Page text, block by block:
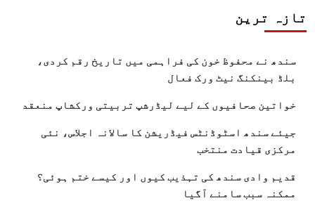
تازہ ترین
سندھ نے محفوظ خون کی فراہمی میں تاریخ رقم کردی،
بلڈ بینکنگ نیٹ ورک فعال
خواتین صحافیوں کے لیے لیڈرشپ تربیتی ورکشاپ منعقد
جیئے سندھ اسٹوڈنٹس فیڈریشن کا سالانہ اجلاس، نئی
مرکزی قیادت منتخب
قدیم وادی سندھ کی تہذیب کیوں اور کیسے ختم ہوئی؟
ممکنہ سبب سامنے آگیا